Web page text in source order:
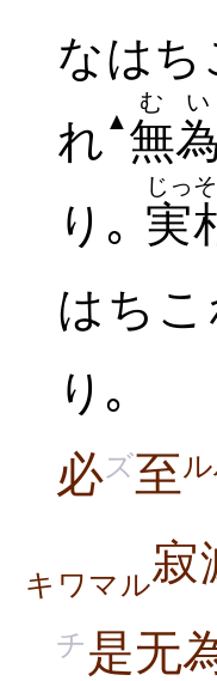
なはち
れ ▲ 無
むい
り｡ 実
じっ
はちこ
り｡
必ズ至
キワマル寂
チ是无